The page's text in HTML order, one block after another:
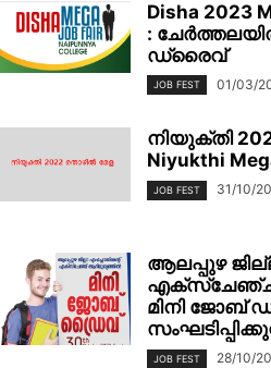
Disha 2023
:
ഡ്രൈവ്
JOB FEST 01/03/
നിയുക്തി
Niyukthi
JOB FEST 31/10/
ആലപ്പുഴ
മിനി ജോബ്
JOB FEST 28/10/